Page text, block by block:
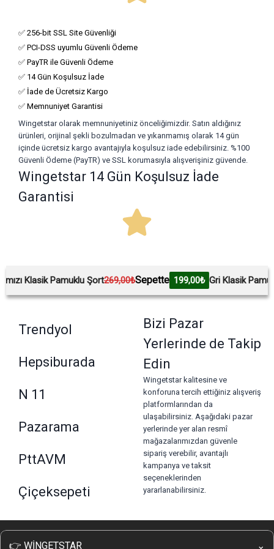
✅ 256-bit SSL Site Güvenliği
✅ PCI-DSS uyumlu Güvenli Ödeme
✅ PayTR ile Güvenli Ödeme
✅ 14 Gün Koşulsuz İade
✅ İade de Ücretsiz Kargo
✅ Memnuniyet Garantisi
Wingetstar olarak memnuniyetiniz önceliğimizdir. Satın aldığınız
ürünleri, orijinal şekli bozulmadan ve yıkanmamış olarak 14 gün
içinde ücretsiz kargo avantajıyla koşulsuz iade edebilirsiniz. %100
Güvenli Ödeme (PayTR) ve SSL korumasıyla alışverişiniz güvende.
Wingetstar 14 Gün Koşulsuz İade
Garantisi
Klasik Pamuklu Şort269,00₺Sepette 199,00₺ Gri Klasik Pamuklu
Trendyol
Hepsiburada
N 11
Pazarama
PttAVM
Çiçeksepeti
Bizi Pazar
Yerlerinde de Takip
Edin
Wingetstar kalitesine ve
konforuna tercih ettiğiniz alışveriş
platformlarından da
ulaşabilirsiniz. Aşağıdaki pazar
yerlerinde yer alan resmî
mağazalarımızdan güvenle
sipariş verebilir, avantajlı
kampanya ve taksit
seçeneklerinden
yararlanabilirsiniz.
👉 WİNGETSTAR ⌄